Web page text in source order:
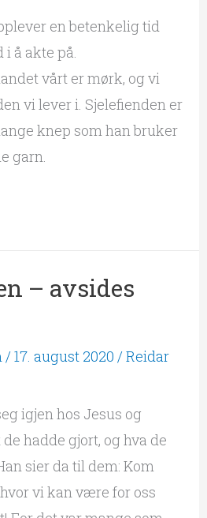
en betenkelig tid
i å akte på.
vårt er mørk, og vi
vi lever i. Sjelefienden er
knep som han bruker
garn.
– avsides
/17. august 2020 /Reidar
igjen hos Jesus og
hadde gjort, og hva de
sier da til dem: Kom
vi kan være for oss